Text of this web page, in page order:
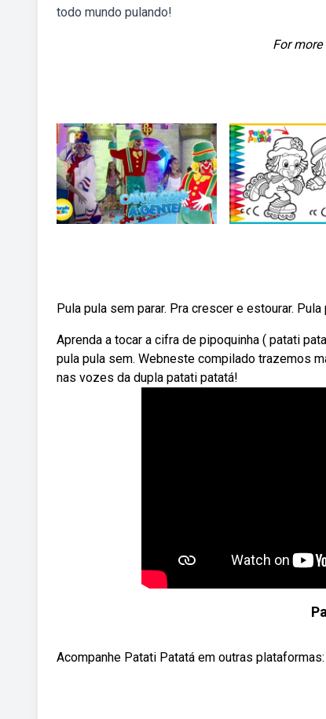
todo mundo pulando!
For
Pula pula sem parar. Pra crescer e estourar.
Aprenda a tocar a cifra de pipoquinha ( patati
pula pula sem. Webneste compilado trazemos
nas vozes da dupla patati patatá!
Acompanhe Patati Patatá em outras